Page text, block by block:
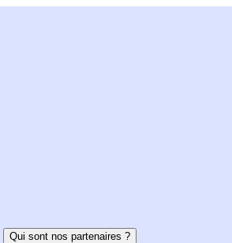
Qui sont nos partenaires ?